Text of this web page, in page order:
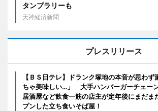
タンプラリーも
天神経済新聞
プレスリリース
【ＢＳ日テレ】ドランク塚地の本音が思わず
ちゃ美味しい…」 大手ハンバーガーチェー
居酒屋など飲食一筋の店主が定年後にまだま
プンした立ち食いそば屋！